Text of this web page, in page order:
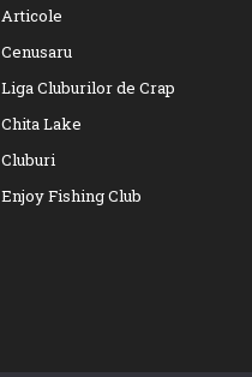
Articole
Cenusaru
Liga Cluburilor de Crap
Chita Lake
Cluburi
Enjoy Fishing Club